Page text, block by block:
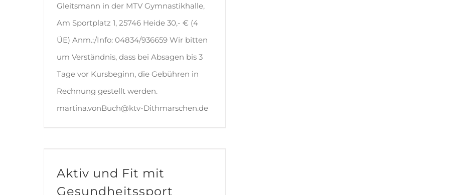
Gleitsmann in der MTV Gymnastikhalle,
Am Sportplatz 1, 25746 Heide 30,- € (4
ÜE) Anm.:/Info: 04834/936659 Wir bitten
um Verständnis, dass bei Absagen bis 3
Tage vor Kursbeginn, die Gebühren in
Rechnung gestellt werden.
martina.vonBuch@ktv-Dithmarschen.de
Aktiv und Fit mit
Gesundheitssport